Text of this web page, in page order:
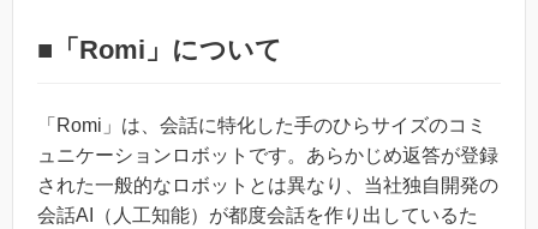
■「Romi」について
「Romi」は、会話に特化した手のひらサイズのコミ
ュニケーションロボットです。あらかじめ返答が登録
された一般的なロボットとは異なり、当社独自開発の
会話AI（人工知能）が都度会話を作り出しているた